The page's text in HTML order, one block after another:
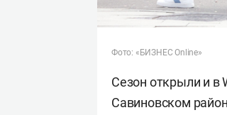
Фото: «БИЗНЕС Online»
Сезон открыли и в
Савиновском